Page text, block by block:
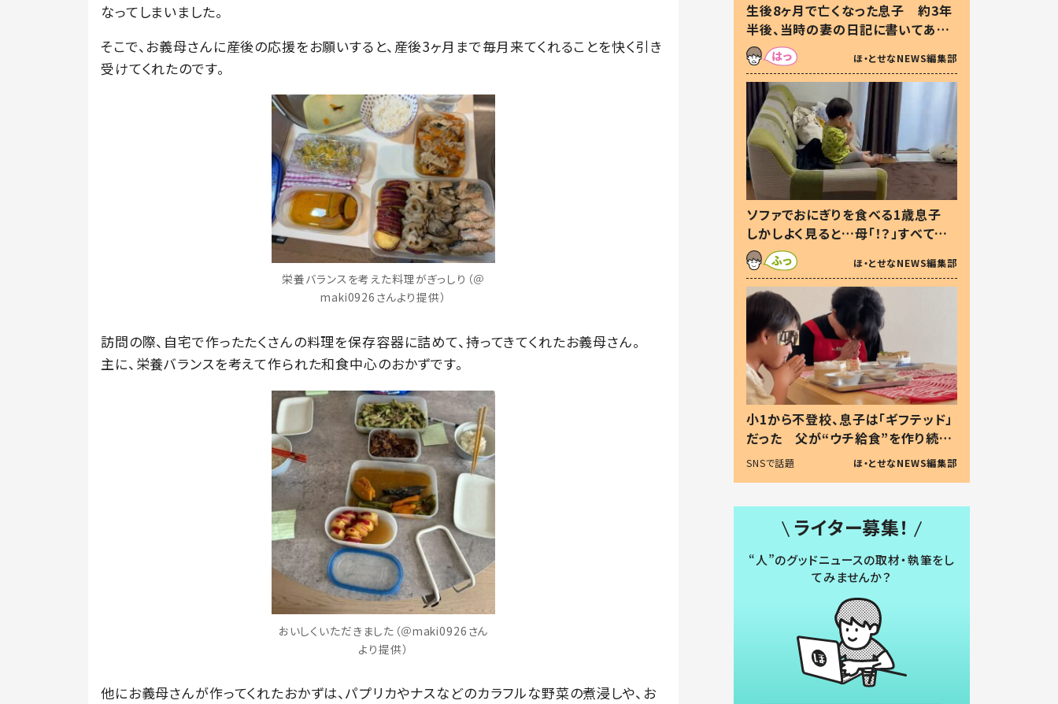
なってしまいました。
そこで、お義母さんに産後の応援をお願いすると、産後3ヶ月まで毎月来てくれることを快く引き
受けてくれたのです。
栄養バランスを考えた料理がぎっしり（＠
maki0926さんより提供）
訪問の際、自宅で作ったたくさんの料理を保存容器に詰めて、持ってきてくれたお義母さん。
主に、栄養バランスを考えて作られた和食中心のおかずです。
おいしくいただきました（＠maki0926さん
より提供）
他にお義母さんが作ってくれたおかずは、パプリカやナスなどのカラフルな野菜の煮浸しや、お
生後8ヶ月で亡くなった息子 約3年
半後、当時の妻の日記に書いてあっ
た本音とは
ほ・とせなNEWS編集部
ソファでおにぎりを食べる1歳息子
しかしよく見ると…母「！？」すべてを
察した母の投稿に「可愛いから許
す！」「現行犯〜」
ほ・とせなNEWS編集部
小1から不登校、息子は「ギフテッド」
だった 父が“ウチ給食”を作り続け
る理由とは #令和の親 #令和の子
SNSで話題 ほ・とせなNEWS編集部
ライター募集！
“人”のグッドニュースの取材・執筆をし
てみませんか？